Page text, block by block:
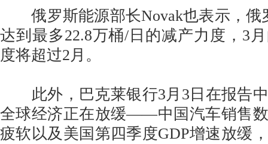
俄罗斯能源部长Novak也表示，俄
达到最多22.8万桶/日的减产力度，3
度将超过2月。
此外，巴克莱银行3月3日在报告中
全球经济正在放缓——中国汽车销售
疲软以及美国第四季度GDP增速放缓